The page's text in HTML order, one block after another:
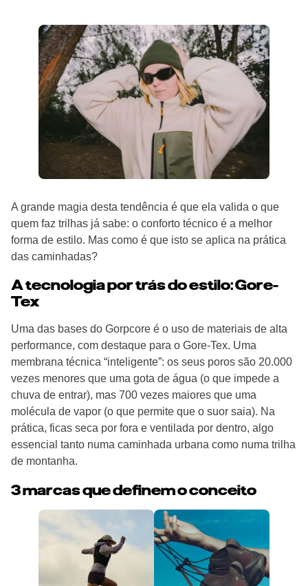
A grande magia desta tendência é que ela valida o que
quem faz trilhas já sabe: o conforto técnico é a melhor
forma de estilo. Mas como é que isto se aplica na prática
das caminhadas?
A tecnologia por trás do estilo: Gore-
Tex
Uma das bases do Gorpcore é o uso de materiais de alta
performance, com destaque para o Gore-Tex. Uma
membrana técnica “inteligente”: os seus poros são 20.000
vezes menores que uma gota de água (o que impede a
chuva de entrar), mas 700 vezes maiores que uma
molécula de vapor (o que permite que o suor saia). Na
prática, ficas seca por fora e ventilada por dentro, algo
essencial tanto numa caminhada urbana como numa trilha
de montanha.
3 marcas que definem o conceito